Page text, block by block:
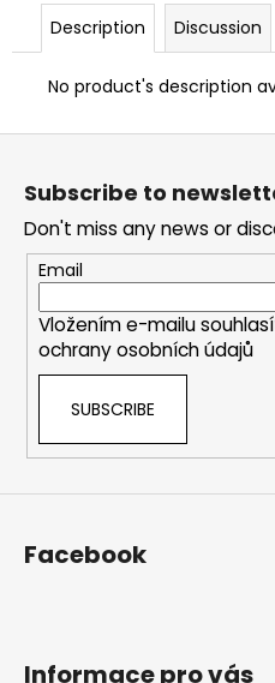
Description Discussion
No product's description
F
Subscribe to
Don't miss any news or
Email
Vložením e-mailu
ochrany osobních údajů
SUBSCRIBE
Facebook
Informace pro vás